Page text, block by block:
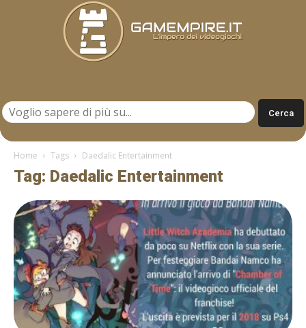
Home Tags Daedalic Entertainment
Tag: Daedalic Entertainment